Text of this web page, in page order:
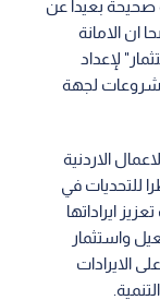
صحيحة بعيدا عن
ان الامانة
لإعداد
لجهة
الاردنية
للتحديات في
ايراداتها
واستثمار
الايرادات